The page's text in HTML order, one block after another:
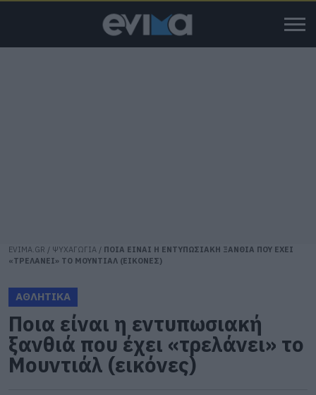
EVIMA.GR / ΨΥΧΑΓΩΓΙΑ / ΠΟΙΑ ΕΙΝΑΙ Η ΕΝΤΥΠΩΣΙΑΚΗ ΞΑΝΘΙΑ ΠΟΥ ΕΧΕΙ
«ΤΡΕΛΑΝΕΙ» ΤΟ ΜΟΥΝΤΙΑΛ (ΕΙΚΟΝΕΣ)
ΑΘΛΗΤΙΚΑ
Ποια είναι η εντυπωσιακή
ξανθιά που έχει «τρελάνει» το
Μουντιάλ (εικόνες)